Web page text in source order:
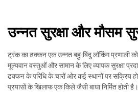
उन्नत सुरक्षा और मौसम
ट्रंक का ढक्कन एक उन्नत बहु-बिंदु लॉकिंग प्रणाली
मूल्यवान वस्तुओं और सामान के लिए व्यापक सुरक्षा
ढक्कन के परिधि के चारों ओर कई स्थानों पर सक्रिय
प्रयासों के खिलाफ एक किले जैसी बाधा निर्मित होती